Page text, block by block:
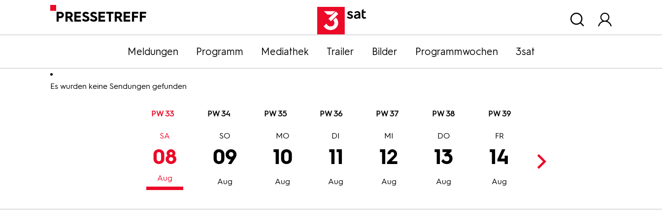
PRESSETREFF
Meldungen Programm Mediathek Trailer Bilder Programmwochen 3sat
Es wurden keine Sendungen gefunden
PW 33 PW 34 PW 35 PW 36 PW 37 PW 38 PW 39
08
Aug
SA
09
Aug
SO
10
Aug
MO
11
Aug
DI
12
Aug
MI
13
Aug
DO
14
Aug
FR
15